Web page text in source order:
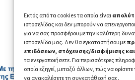
Εκτός από τα cookies τα οποία είναι
ιστοσελίδας και δεν μπορούν να
για να σας προσφέρουμε την καλύτερη
ιστοσελίδα μας. Δεν θα εγκαταστήσουμε
επιδόσεων, στόχευσης/διαφήμισης
τα ενεργοποιήσετε. Για περισσότερες
οποία εξηγεί, μεταξύ άλλων, πώς να
να ανακαλέσετε τη συγκατάθεσή σας.